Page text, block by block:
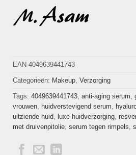
EAN 4049639441743
Categorieën: Makeup, Verzorging
Tags: 4049639441743, anti-aging serum,
vrouwen, huidverstevigend serum,
uitziende huid, luxe huidverzorging,
met druivenpitolie, serum tegen rimpels,